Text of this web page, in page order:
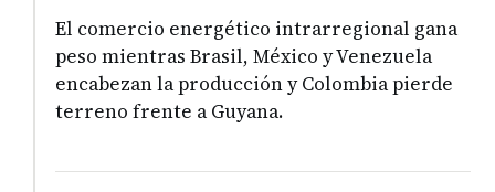
El comercio energético intrarregional gana
peso mientras Brasil, México y Venezuela
encabezan la producción y Colombia pierde
terreno frente a Guyana.